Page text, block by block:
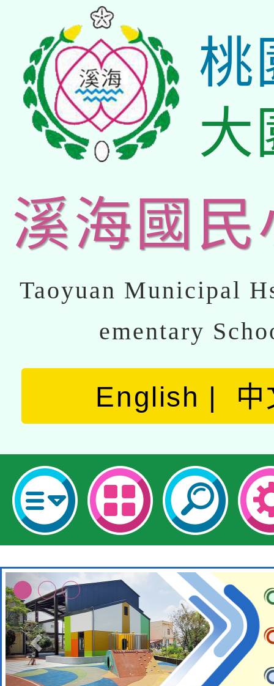
桃
大
溪海國民
Taoyuan Municipal
ementary
English 中